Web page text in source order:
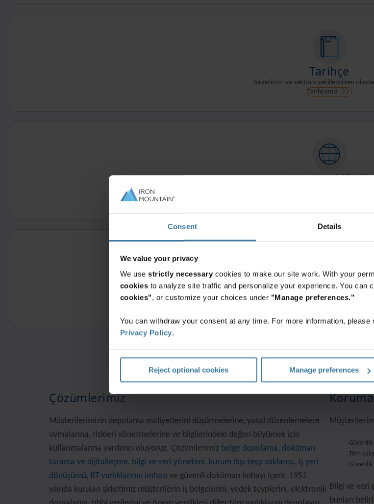
Consent Details
We value your privacy
We use strictly necessary cookies to make our site work. With your
cookies to analyze site traffic and personalize your experience. You can
cookies", or customize your choices under "Manage preferences."
You can withdraw your consent at any time. For more information,
Privacy Policy.
Reject optional cookies Manage preferences
Tarihçe
Şirketimizi ve sektörü şekillendiren
Tarihçemiz
Sürdürebilirlik
Haberler
Bilgi yönetimi alanındaki faaliyetlerimizi
Çözümlerimiz
Müşterilerimizin depolama maliyetlerini düşürmelerine, yasal düzenlemelere
uymalarına, riskleri yönetmelerine ve bilgilerindeki değeri büyümek için
kullanmalarına yardımcı oluyoruz. Çözümlerimiz belge depolama, doküman
tarama ve dijitalleşme, bilgi ve veri yönetimi, kurum dışı teyp saklama, iş yeri
dönüşümü, BT varlıklarının imhası ve güvenli doküman imhayı içerir. 1951
yılında kurulan şirketimiz müşterilerin iş belgelerini, yedek teyplerini, elektronik
Güvenlik
Tüm
Bilgi ve veri
bunları